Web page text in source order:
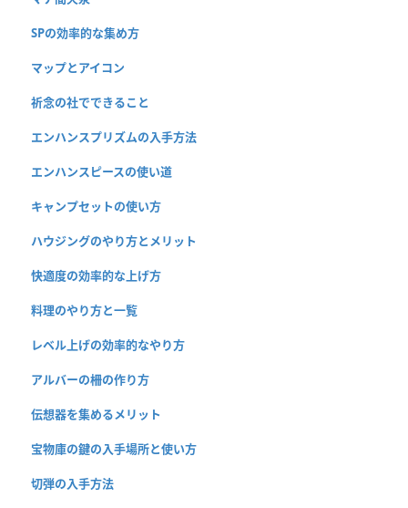
SPの効率的な集め方
マップとアイコン
祈念の社でできること
エンハンスプリズムの入手方法
エンハンスピースの使い道
キャンプセットの使い方
ハウジングのやり方とメリット
快適度の効率的な上げ方
料理のやり方と一覧
レベル上げの効率的なやり方
アルバーの柵の作り方
伝想器を集めるメリット
宝物庫の鍵の入手場所と使い方
切弾の入手方法